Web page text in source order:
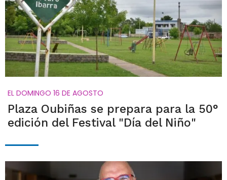
EL DOMINGO 16 DE AGOSTO
Plaza Oubiñas se prepara para la 50°
edición del Festival "Día del Niño"